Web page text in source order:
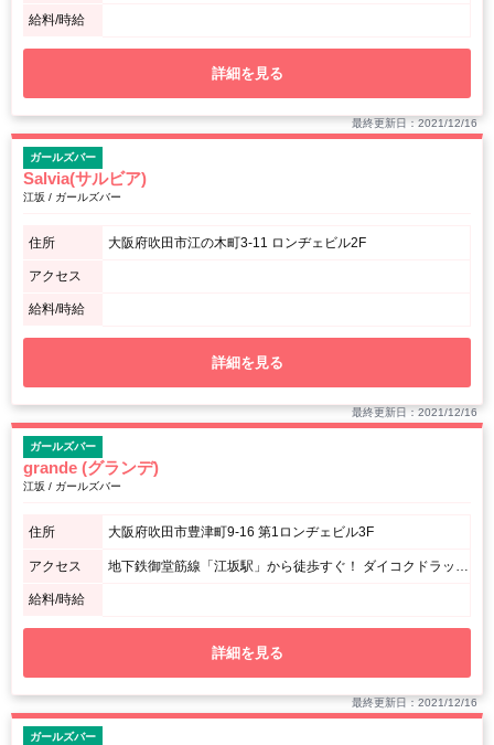
給料/時給
詳細を見る
最終更新日：2021/12/16
ガールズバー
Salvia(サルビア)
江坂 / ガールズバー
住所 大阪府吹田市江の木町3-11 ロンヂェビル2F
アクセス
給料/時給
詳細を見る
最終更新日：2021/12/16
ガールズバー
grande (グランデ)
江坂 / ガールズバー
住所 大阪府吹田市豊津町9-16 第1ロンヂェビル3F
アクセス 地下鉄御堂筋線「江坂駅」から徒歩すぐ！ ダイコクドラックがあるビルの三階だよ！
給料/時給
詳細を見る
最終更新日：2021/12/16
ガールズバー